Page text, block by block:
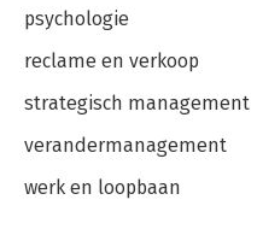
psychologie
reclame en verkoop
strategisch management
verandermanagement
werk en loopbaan